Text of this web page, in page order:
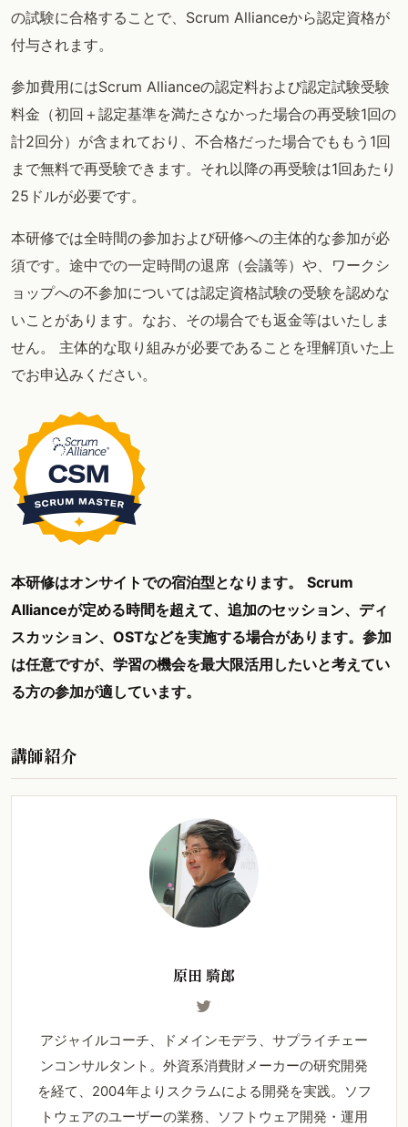
の試験に合格することで、Scrum Allianceから認定資格が
付与されます。
参加費用にはScrum Allianceの認定料および認定試験受験
料金（初回＋認定基準を満たさなかった場合の再受験1回の
計2回分）が含まれており、不合格だった場合でももう1回
まで無料で再受験できます。それ以降の再受験は1回あたり
25ドルが必要です。
本研修では全時間の参加および研修への主体的な参加が必
須です。途中での一定時間の退席（会議等）や、ワークシ
ョップへの不参加については認定資格試験の受験を認めな
いことがあります。なお、その場合でも返金等はいたしま
せん。 主体的な取り組みが必要であることを理解頂いた上
でお申込みください。
本研修はオンサイトでの宿泊型となります。
Scrum
Allianceが定める時間を超えて、追加のセッション、ディ
スカッション、OSTなどを実施する場合があります。参加
は任意ですが、学習の機会を最大限活用したいと考えてい
る方の参加が適しています。
講師紹介
原田 騎郎
アジャイルコーチ、ドメインモデラ、サプライチェー
ンコンサルタント。外資系消費財メーカーの研究開発
を経て、2004年よりスクラムによる開発を実践。ソフ
トウェアのユーザーの業務、ソフトウェア開発・運用